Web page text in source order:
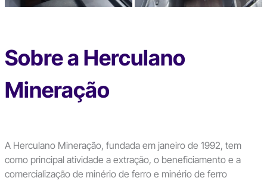
Sobre a Herculano
Mineração
A Herculano Mineração, fundada em janeiro de 1992, tem
como principal atividade a extração, o beneficiamento e a
comercialização de minério de ferro e minério de ferro